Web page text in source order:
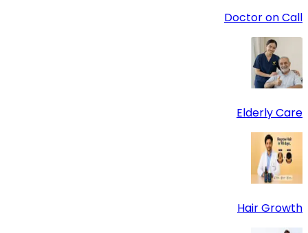
Doctor on Call
Elderly Care
Hair Growth